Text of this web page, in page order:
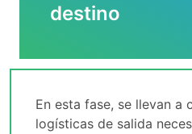
destino
En esta fase, se llevan a
logísticas de salida